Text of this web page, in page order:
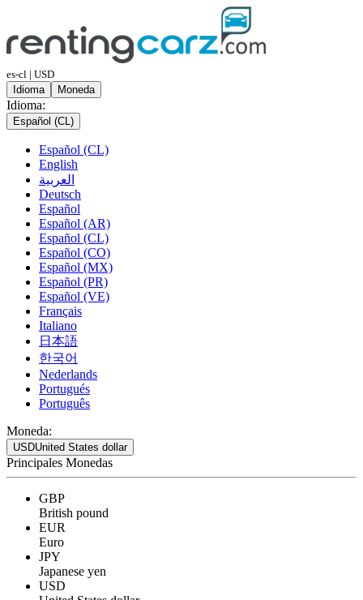
es-cl | USD
Idioma
Moneda
Idioma:
Español (CL)
Español (CL)
English
العربية
Deutsch
Español
Español (AR)
Español (CL)
Español (CO)
Español (MX)
Español (PR)
Español (VE)
Français
Italiano
日本語
한국어
Nederlands
Portugués
Português
Moneda:
USDUnited States dollar
Principales Monedas
GBP
British pound
EUR
Euro
JPY
Japanese yen
USD